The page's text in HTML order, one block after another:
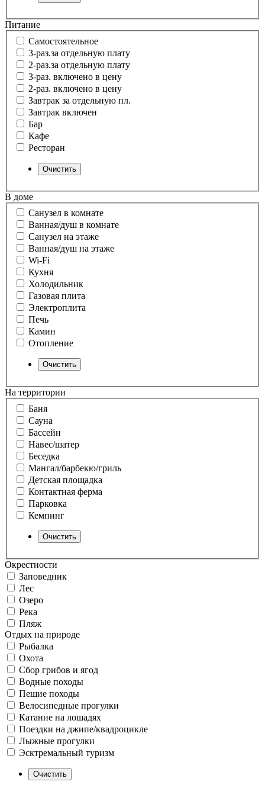
Питание
Самостоятельное
3-раз.за отдельную плату
2-раз.за отдельную плату
3-раз. включено в цену
2-раз. включено в цену
Завтрак за отдельную пл.
Завтрак включен
Бар
Кафе
Ресторан
В доме
Санузел в комнате
Ванная/душ в комнате
Санузел на этаже
Ванная/душ на этаже
Wi-Fi
Кухня
Холодильник
Газовая плита
Электроплита
Печь
Камин
Отопление
На территории
Баня
Сауна
Бассейн
Навес/шатер
Беседка
Мангал/барбекю/гриль
Детская площадка
Контактная ферма
Парковка
Кемпинг
Окрестности
Заповедник
Лес
Озеро
Река
Пляж
Отдых на природе
Рыбалка
Охота
Сбор грибов и ягод
Водные походы
Пешие походы
Велосипедные прогулки
Катание на лошадях
Поездки на джипе/квадроцикле
Лыжные прогулки
Эсктремальный туризм